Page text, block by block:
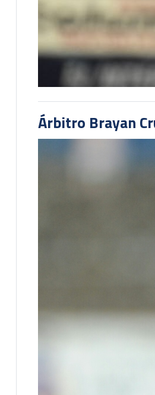
Árbitro Brayan